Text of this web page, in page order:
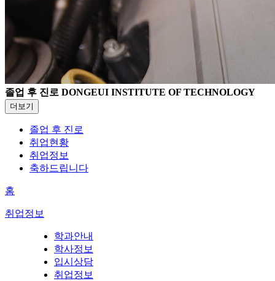
졸업 후 진로 DONGEUI INSTITUTE OF TECHNOLOGY
더보기
졸업 후 진로
취업현황
취업정보
축하드립니다
홈
취업정보
학과안내
학사정보
입시상담
취업정보